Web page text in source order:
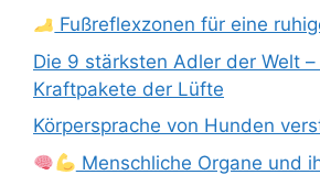
Fußreflexzonen für eine
Die 9 stärksten Adler der Welt
Kraftpakete der Lüfte
Körpersprache von Hunden
Menschliche Organe und